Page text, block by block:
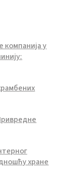
компанија у
хране